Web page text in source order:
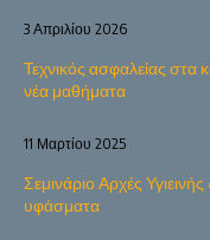
Τεχνικός ασφαλείας στα
νέα μαθήματα
3 Απριλίου 2026
Σεμινάριο Αρχές
υφάσματα
11 Μαρτίου 2025